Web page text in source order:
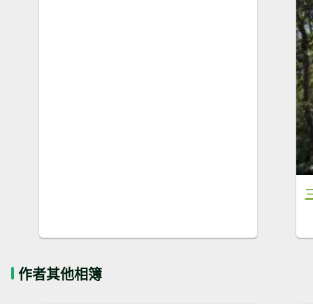
作者其他相簿